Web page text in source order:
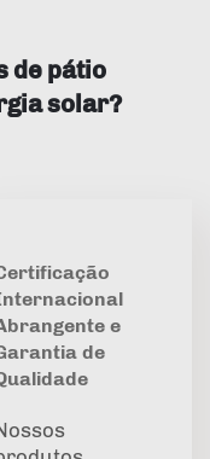
de pátio
solar?
e
de